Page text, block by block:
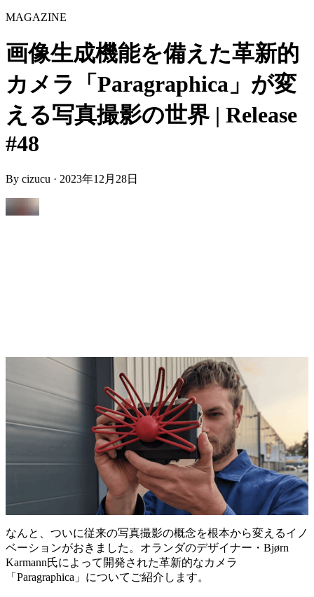
MAGAZINE
画像生成機能を備えた革新的
カメラ「Paragraphica」が変
える写真撮影の世界 | Release
#48
By cizucu · 2023年12月28日
なんと、ついに従来の写真撮影の概念を根本から変えるイノ
ベーションがおきました。オランダのデザイナー・Bjørn
Karmann氏によって開発された革新的なカメラ
「Paragraphica」についてご紹介します。